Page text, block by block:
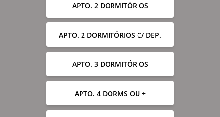
APTO. 2 DORMITÓRIOS
APTO. 2 DORMITÓRIOS C/ DEP.
APTO. 3 DORMITÓRIOS
APTO. 4 DORMS OU +